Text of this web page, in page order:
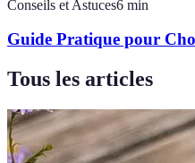
Conseils et Astuces6 min
Guide Pratique pour
Tous les articles